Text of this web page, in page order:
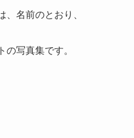
、名前のとおり、
の写真集です。